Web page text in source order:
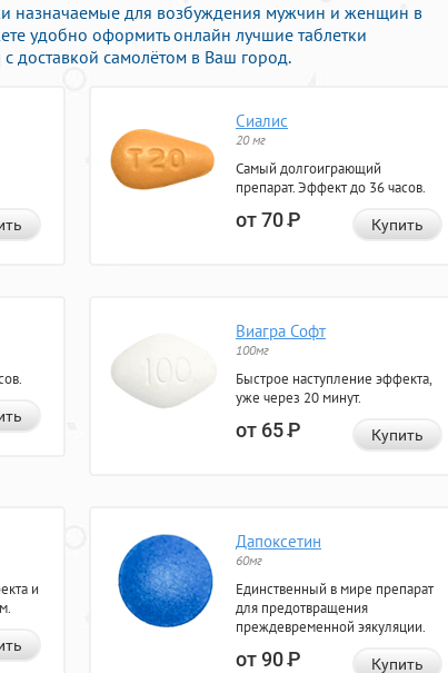
назначаемые для возбуждения мужчин и женщин в
удобно оформить онлайн лучшие таблетки
доставкой самолётом в Ваш город.
Сиалис
20 мг
Самый долгоиграющий
препарат. Эффект до 36 часов.
от 70Р Купить
Виагра Софт
100мг
Быстрое наступление эффекта,
уже через 20 минут.
от 65Р Купить
и
Дапоксетин
60мг
Единственный в мире препарат
для предотвращения
преждевременной эякуляции.
от 90Р Купить